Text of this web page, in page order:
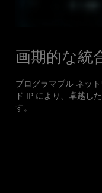
画期的な統
プログラマブル ネッ
ド IP により、卓越し
す。